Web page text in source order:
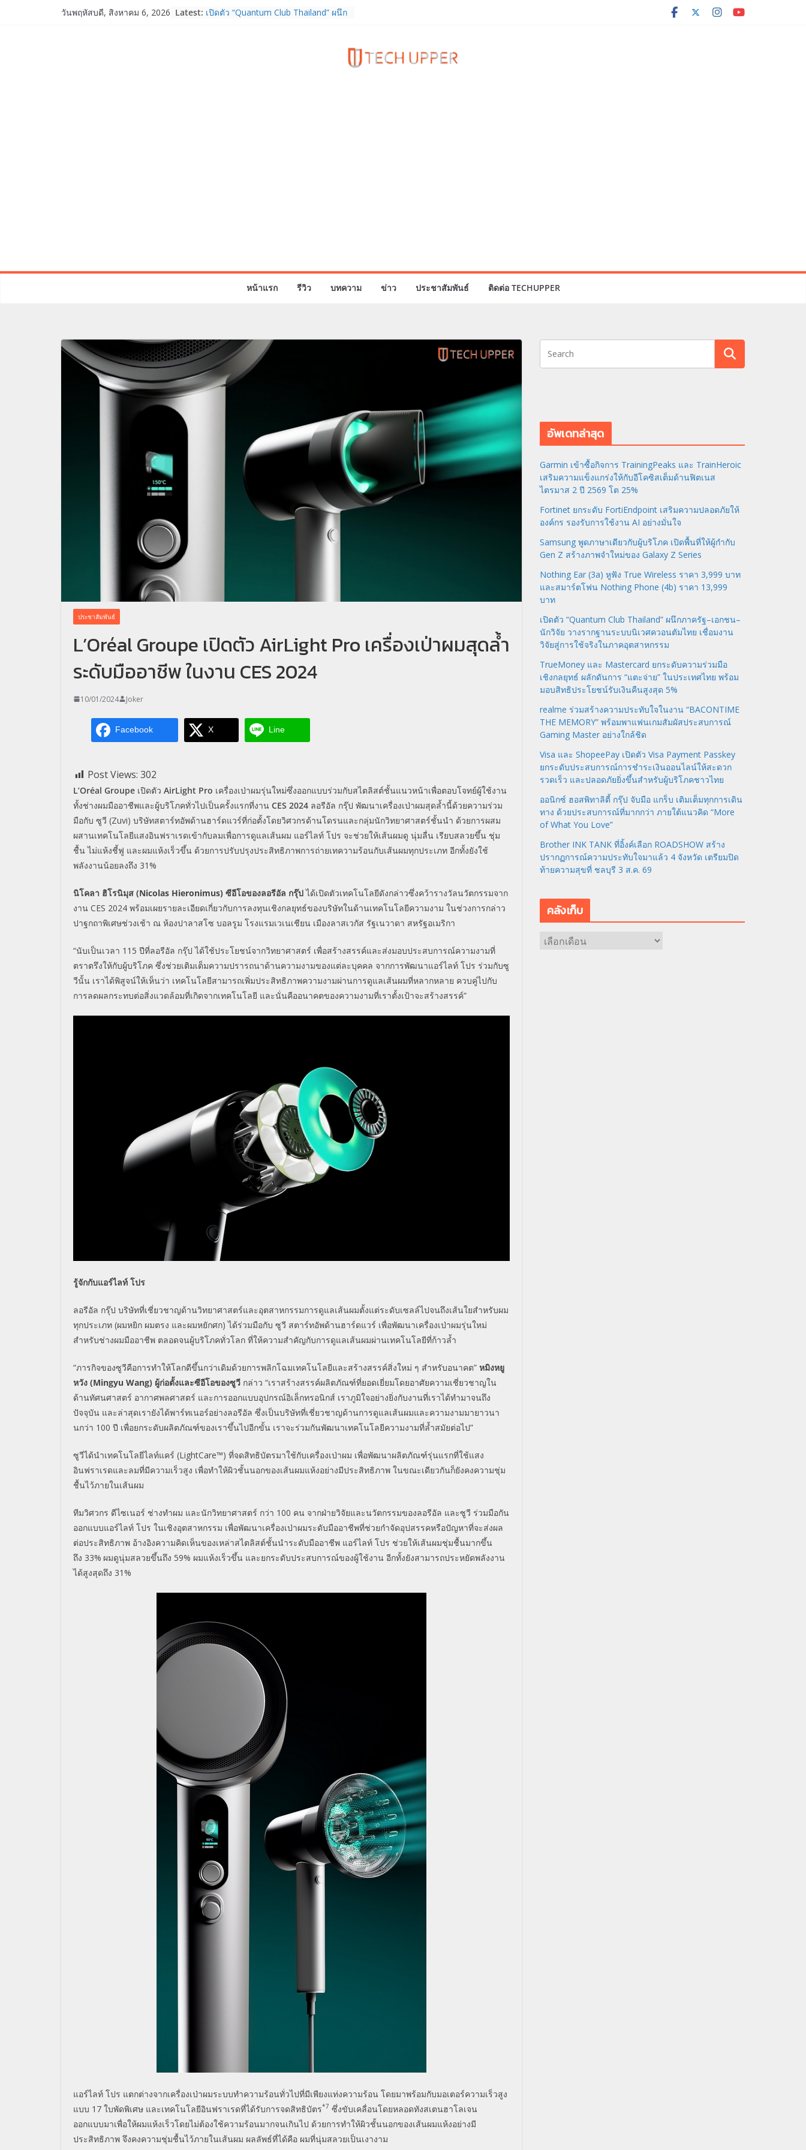
วันพฤหัสบดี, สิงหาคม 6, 2026 Latest: เปิดตัว “Quantum Club Thailand” ผนึก
หน้าแรก รีวิว บทความ ข่าว ประชาสัมพันธ์ ติดต่อ TECHUPPER
ประชาสัมพันธ์
L’Oréal Groupe เปิดตัว AirLight Pro เครื่องเป่าผมสุดล้ำ
ระดับมืออาชีพ ในงาน CES 2024
10/01/2024 Joker
Facebook X Line
Post Views: 302
L’Oréal Groupe เปิดตัว AirLight Pro เครื่องเป่าผมรุ่นใหม่ซึ่งออกแบบร่วมกับสไตลิสต์ชั้นแนวหน้าเพื่อตอบโจทย์ผู้ใช้งาน
ทั้งช่างผมมืออาชีพและผู้บริโภคทั่วไปเป็นครั้งแรกที่งาน CES 2024 ลอรีอัล กรุ๊ป พัฒนาเครื่องเป่าผมสุดล้ำนี้ด้วยความร่วม
มือกับ ซูวี (Zuvi) บริษัทสตาร์ทอัพด้านฮาร์ดแวร์ที่ก่อตั้งโดยวิศวกรด้านโดรนและกลุ่มนักวิทยาศาสตร์ชั้นนำ ด้วยการผสม
ผสานเทคโนโลยีแสงอินฟราเรดเข้ากับลมเพื่อการดูแลเส้นผม แอร์ไลท์ โปร จะช่วยให้เส้นผมดู นุ่มลื่น เรียบสลวยขึ้น ชุ่ม
ชื้น ไม่แห้งชี้ฟู และผมแห้งเร็วขึ้น ด้วยการปรับปรุงประสิทธิภาพการถ่ายเทความร้อนกับเส้นผมทุกประเภท อีกทั้งยังใช้
พลังงานน้อยลงถึง 31%
นิโคลา ฮิโรนิมุส (Nicolas Hieronimus) ซีอีโอของลอรีอัล กรุ๊ปได้เปิดตัวเทคโนโลยีดังกล่าวซึ่งคว้ารางวัลนวัตกรรมจาก
งาน CES 2024 พร้อมเผยรายละเอียดเกี่ยวกับการลงทุนเชิงกลยุทธ์ของบริษัทในด้านเทคโนโลยีความงาม ในช่วงการกล่าว
ปาฐกถาพิเศษช่วงเช้า ณ ห้องปาลาสโซ บอลรูม โรงแรมเวเนเชียน เมืองลาสเวกัส รัฐเนวาดา สหรัฐอเมริกา
“นับเป็นเวลา 115 ปีที่ลอรีอัล กรุ๊ป ได้ใช้ประโยชน์จากวิทยาศาสตร์ เพื่อสร้างสรรค์และส่งมอบประสบการณ์ความงามที่
ตราตรึงให้กับผู้บริโภค ซึ่งช่วยเติมเต็มความปรารถนาด้านความงามของแต่ละบุคคล จากการพัฒนาแอร์ไลท์ โปร ร่วมกับซู
วีนั้น เราได้พิสูจน์ให้เห็นว่า เทคโนโลยีสามารถเพิ่มประสิทธิภาพความงามผ่านการดูแลเส้นผมที่หลากหลาย ควบคู่ไปกับ
การลดผลกระทบต่อสิ่งแวดล้อมที่เกิดจากเทคโนโลยี และนั่นคืออนาคตของความงามที่เราตั้งเป้าจะสร้างสรรค์”
รู้จักกับแอร์ไลท์ โปร
ลอรีอัล กรุ๊ป บริษัทที่เชี่ยวชาญด้านวิทยาศาสตร์และอุตสาหกรรมการดูแลเส้นผมตั้งแต่ระดับเซลล์ไปจนถึงเส้นใยสำหรับผม
ทุกประเภท (ผมหยิก ผมตรง และผมหยักศก) ได้ร่วมมือกับ ซูวี สตาร์ทอัพด้านฮาร์ดแวร์ เพื่อพัฒนาเครื่องเป่าผมรุ่นใหม่
สำหรับช่างผมมืออาชีพ ตลอดจนผู้บริโภคทั่วโลก ที่ให้ความสำคัญกับการดูแลเส้นผมผ่านเทคโนโลยีที่ก้าวล้ำ
“ภารกิจของซูวีคือการทำให้โลกดีขึ้นกว่าเดิมด้วยการพลิกโฉมเทคโนโลยีและสร้างสรรค์สิ่งใหม่ ๆ สำหรับอนาคต” หมิงหยู
หวัง (Mingyu Wang) ผู้ก่อตั้งและซีอีโอของซูวี กล่าว “เราสร้างสรรค์ผลิตภัณฑ์ที่ยอดเยี่ยมโดยอาศัยความเชี่ยวชาญใน
ด้านทัศนศาสตร์ อากาศพลศาสตร์ และการออกแบบอุปกรณ์อิเล็กทรอนิกส์ เราภูมิใจอย่างยิ่งกับงานที่เราได้ทำมาจนถึง
ปัจจุบัน และล่าสุดเรายังได้พาร์ทเนอร์อย่างลอรีอัล ซึ่งเป็นบริษัทที่เชี่ยวชาญด้านการดูแลเส้นผมและความงามมายาวนา
นกว่า 100 ปี เพื่อยกระดับผลิตภัณฑ์ของเราขึ้นไปอีกขั้น เราจะร่วมกันพัฒนาเทคโนโลยีความงามที่ล้ำสมัยต่อไป”
ซูวีได้นำเทคโนโลยีไลท์แคร์ (LightCare™) ที่จดสิทธิบัตรมาใช้กับเครื่องเป่าผม เพื่อพัฒนาผลิตภัณฑ์รุ่นแรกที่ใช้แสง
อินฟราเรดและลมที่มีความเร็วสูง เพื่อทำให้ผิวชั้นนอกของเส้นผมแห้งอย่างมีประสิทธิภาพ ในขณะเดียวกันก็ยังคงความชุ่ม
ชื้นไว้ภายในเส้นผม
ทีมวิศวกร ดีไซเนอร์ ช่างทำผม และนักวิทยาศาสตร์ กว่า 100 คน จากฝ่ายวิจัยและนวัตกรรมของลอรีอัล และซูวี ร่วมมือกัน
ออกแบบแอร์ไลท์ โปร ในเชิงอุตสาหกรรม เพื่อพัฒนาเครื่องเป่าผมระดับมืออาชีพที่ช่วยกำจัดอุปสรรคหรือปัญหาที่จะส่งผล
ต่อประสิทธิภาพ อ้างอิงความคิดเห็นของเหล่าสไตลิสต์ชั้นนำระดับมืออาชีพ แอร์ไลท์ โปร ช่วยให้เส้นผมชุ่มชื้นมากขึ้น
ถึง 33% ผมดูนุ่มสลวยขึ้นถึง 59% ผมแห้งเร็วขึ้น และยกระดับประสบการณ์ของผู้ใช้งาน อีกทั้งยังสามารถประหยัดพลังงาน
ได้สูงสุดถึง 31%
แอร์ไลท์ โปร แตกต่างจากเครื่องเป่าผมระบบทำความร้อนทั่วไปที่มีเพียงแท่งความร้อน โดยมาพร้อมกับมอเตอร์ความเร็วสูง
แบบ 17 ใบพัดพิเศษ และเทคโนโลยีอินฟราเรดที่ได้รับการจดสิทธิบัตร*7 ซึ่งขับเคลื่อนโดยหลอดทังสเตนฮาโลเจน
ออกแบบมาเพื่อให้ผมแห้งเร็วโดยไม่ต้องใช้ความร้อนมากจนเกินไป ด้วยการทำให้ผิวชั้นนอกของเส้นผมแห้งอย่างมี
ประสิทธิภาพ จึงคงความชุ่มชื้นไว้ภายในเส้นผม ผลลัพธ์ที่ได้คือ ผมที่นุ่มสลวยเป็นเงางาม
อัพเดทล่าสุด
Garmin เข้าซื้อกิจการ TrainingPeaks และ TrainHeroic
เสริมความแข็งแกร่งให้กับอีโคซิสเต็มด้านฟิตเนส
ไตรมาส 2 ปี 2569 โต 25%
Fortinet ยกระดับ FortiEndpoint เสริมความปลอดภัยให้
องค์กร รองรับการใช้งาน AI อย่างมั่นใจ
Samsung พูดภาษาเดียวกับผู้บริโภค เปิดพื้นที่ให้ผู้กำกับ
Gen Z สร้างภาพจำใหม่ของ Galaxy Z Series
Nothing Ear (3a) หูฟัง True Wireless ราคา 3,999 บาท
และสมาร์ตโฟน Nothing Phone (4b) ราคา 13,999
บาท
เปิดตัว “Quantum Club Thailand” ผนึกภาครัฐ–เอกชน–
นักวิจัย วางรากฐานระบบนิเวศควอนตัมไทย เชื่อมงาน
วิจัยสู่การใช้จริงในภาคอุตสาหกรรม
TrueMoney และ Mastercard ยกระดับความร่วมมือ
เชิงกลยุทธ์ ผลักดันการ “แตะจ่าย” ในประเทศไทย พร้อม
มอบสิทธิประโยชน์รับเงินคืนสูงสุด 5%
realme ร่วมสร้างความประทับใจในงาน “BACONTIME
THE MEMORY” พร้อมพาแฟนเกมสัมผัสประสบการณ์
Gaming Master อย่างใกล้ชิด
Visa และ ShopeePay เปิดตัว Visa Payment Passkey
ยกระดับประสบการณ์การชำระเงินออนไลน์ให้สะดวก
รวดเร็ว และปลอดภัยยิ่งขึ้นสำหรับผู้บริโภคชาวไทย
ออนิกซ์ ฮอสพิทาลิตี้ กรุ๊ป จับมือ แกร็บ เติมเต็มทุกการเดิน
ทาง ด้วยประสบการณ์ที่มากกว่า ภายใต้แนวคิด “More
of What You Love”
Brother INK TANK ที่อิ้งค์เลือก ROADSHOW สร้าง
ปรากฏการณ์ความประทับใจมาแล้ว 4 จังหวัด เตรียมปิด
ท้ายความสุขที่ ชลบุรี 3 ส.ค. 69
คลังเก็บ